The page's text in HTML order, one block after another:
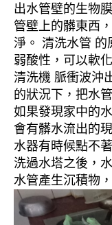
出水管壁的生物膜
管壁上的髒東西
淨。 清洗水管 的
弱酸性，可以軟
清洗機 脈衝波沖
的狀況下，把水
如果發現家中的
會有髒水流出的
水器有時候點不
洗過水塔之後，
水管產生沉積物